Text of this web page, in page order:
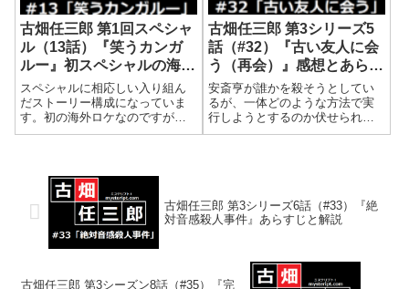
古畑任三郎 第1回スペシャ
ル（13話）『笑うカンガ
ルー』初スペシャルの海外
ロケ
スペシャルに相応しい入り組ん
だストーリー構成になっていま
す。初の海外ロケなのですが、
事件現場となるホテル内だけで
いないのが面白いです。ロケ地
は『シェラトン グランド ミラー
ジュ リゾー...
古畑任三郎 第3シリーズ5
話（#32）『古い友人に会
う（再会）』感想とあらす
じ
安斎亨が誰かを殺そうとしてい
るが、一体どのような方法で実
行しようとするのか伏せられた
状態で進みます。倒叙形式の構
監督：関口静夫制...
古畑任三郎 第3シリーズ6話（#33）『絶
対音感殺人事件』あらすじと解説
古畑任三郎 第3シーズン8話（#35）『完